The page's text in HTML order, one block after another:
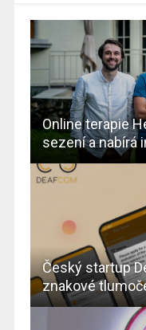
Online terapie
sezení a nabírá
Český startup
znakové